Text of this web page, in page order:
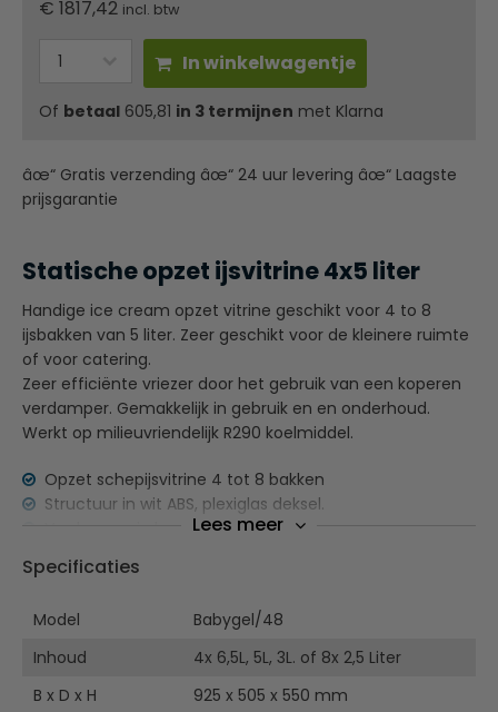
€ 1817,42 incl. btw
In winkelwagentje
Of betaal 605,81 in 3 termijnen met Klarna
âœ“ Gratis verzending âœ“ 24 uur levering âœ“ Laagste
prijsgarantie
Statische opzet ijsvitrine 4x5 liter
Handige ice cream opzet vitrine geschikt voor 4 to 8
ijsbakken van 5 liter. Zeer geschikt voor de kleinere ruimte
of voor catering.
Zeer efficiënte vriezer door het gebruik van een koperen
verdamper. Gemakkelijk in gebruik en en onderhoud.
Werkt op milieuvriendelijk R290 koelmiddel.
Opzet schepijsvitrine 4 tot 8 bakken
Structuur in wit ABS, plexiglas deksel.
Verdamper in koper,
Ter informatie:
De consumptie temperatuur van het schepijs ligt vele
malen lager dan de bewaar temperatuur van het
Lees meer
Specificaties
Model
Babygel/48
Inhoud
4x 6,5L, 5L, 3L. of 8x 2,5 Liter
B x D x H
925 x 505 x 550 mm